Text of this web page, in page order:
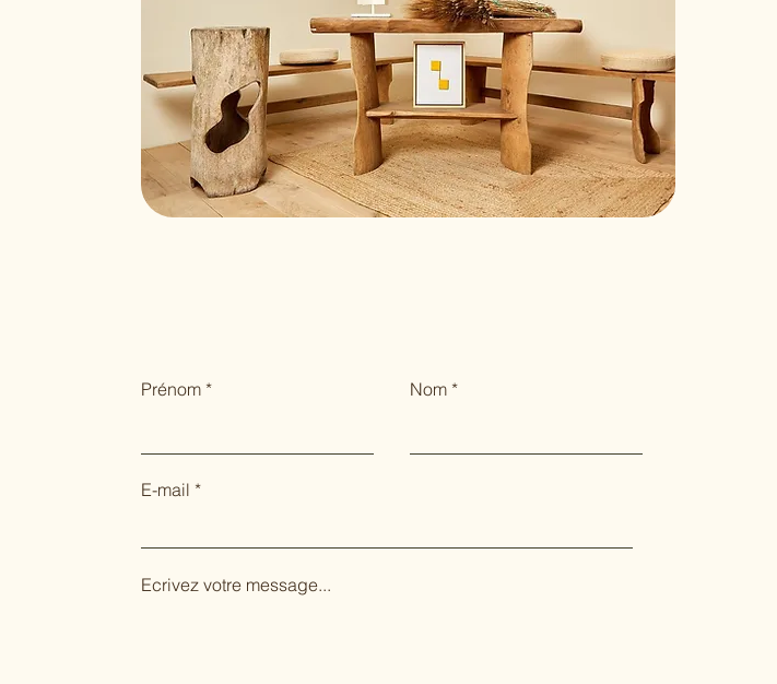
Prénom Nom
E-mail
Ecrivez votre message...